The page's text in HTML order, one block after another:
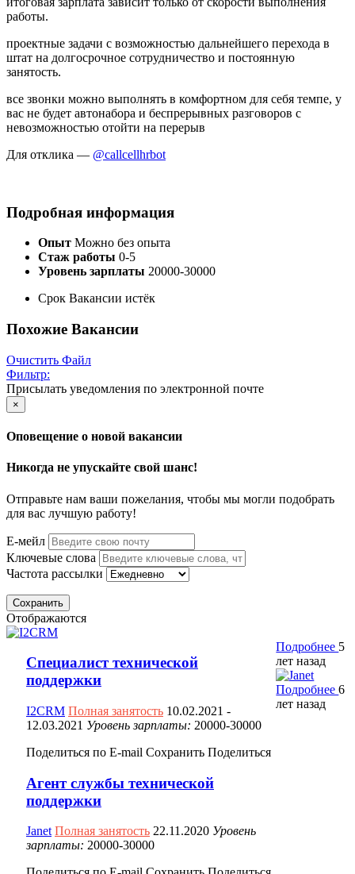
работы.
проектные задачи с возможностью дальнейшего перехода в
штат на долгосрочное сотрудничество и постоянную
занятость.
все звонки можно выполнять в комфортном для себя темпе, у
вас не будет автонабора и беспрерывных разговоров с
невозможностью отойти на перерыв
Для отклика — @callcellhrbot
Подробная информация
Опыт Можно без опыта
Стаж работы 0-5
Уровень зарплаты 20000-30000
Срок Вакансии истёк
Похожие Вакансии
Очистить Файл
Фильтр:
Присылать уведомления по электронной почте
×
Оповещение о новой вакансии
Никогда не упускайте свой шанс!
Отправьте нам ваши пожелания, чтобы мы могли подобрать
для вас лучшую работу!
Е-мейл
Ключевые слова
Частота рассылки
Сохранить
Отображаются
Специалист технической
поддержки
I2CRM Полная занятость 10.02.2021 -
12.03.2021 Уровень зарплаты: 20000-30000
Поделиться по E-mail Сохранить Поделиться
Подробнее 5
лет назад
Агент службы технической
поддержки
Janet Полная занятость 22.11.2020 Уровень
зарплаты: 20000-30000
Подробнее6
лет назад